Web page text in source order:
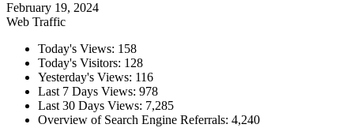
February 19, 2024
Web Traffic
Today's Views: 158
Today's Visitors: 128
Yesterday's Views: 116
Last 7 Days Views: 978
Last 30 Days Views: 7,285
Overview of Search Engine Referrals: 4,240